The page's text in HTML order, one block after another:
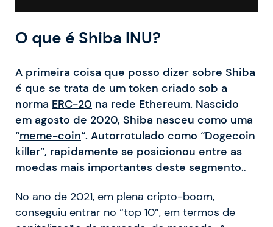
O que é Shiba INU?
A primeira coisa que posso dizer sobre Shiba
é que se trata de um token criado sob a
norma ERC-20 na rede Ethereum. Nascido
em agosto de 2020, Shiba nasceu como uma
“meme-coin“. Autorrotulado como “Dogecoin
killer”, rapidamente se posicionou entre as
moedas mais importantes deste segmento..
No ano de 2021, em plena cripto-boom,
conseguiu entrar no “top 10”, em termos de